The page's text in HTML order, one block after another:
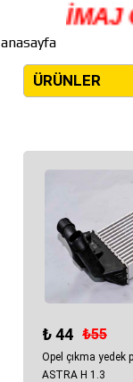
İMAJ
anasayfa
ÜRÜNLER
₺ 44 ₺55
Opel çıkma yedek
ASTRA H 1.3